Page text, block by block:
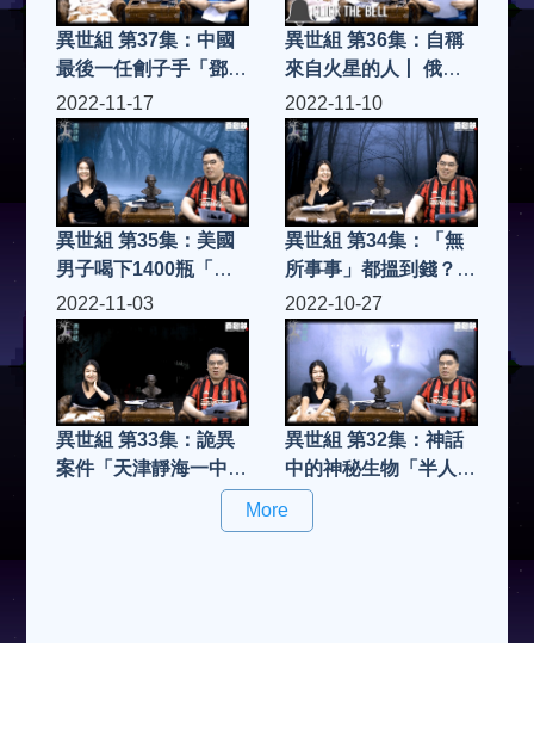
異世組 第37集：中國
最後一任劊子手「鄧海
山」l 最後一生結局如
何
異世組 第36集：自稱
來自火星的人丨 俄羅
斯男孩-波利斯卡
(Boriska
Kipriyanovich)
2022-11-17
異世組 第35集：美國
男子喝下1400瓶「鐳
水」丨他究竟會有怎樣
變化
2022-11-10
異世組 第34集：「無
所事事」都搵到錢？丨
另類工作「出租自己」
2022-11-03
異世組 第33集：詭異
案件「天津靜海一中七
2022-10-27
異世組 第32集：神話
中的神秘生物「半人
馬」
More